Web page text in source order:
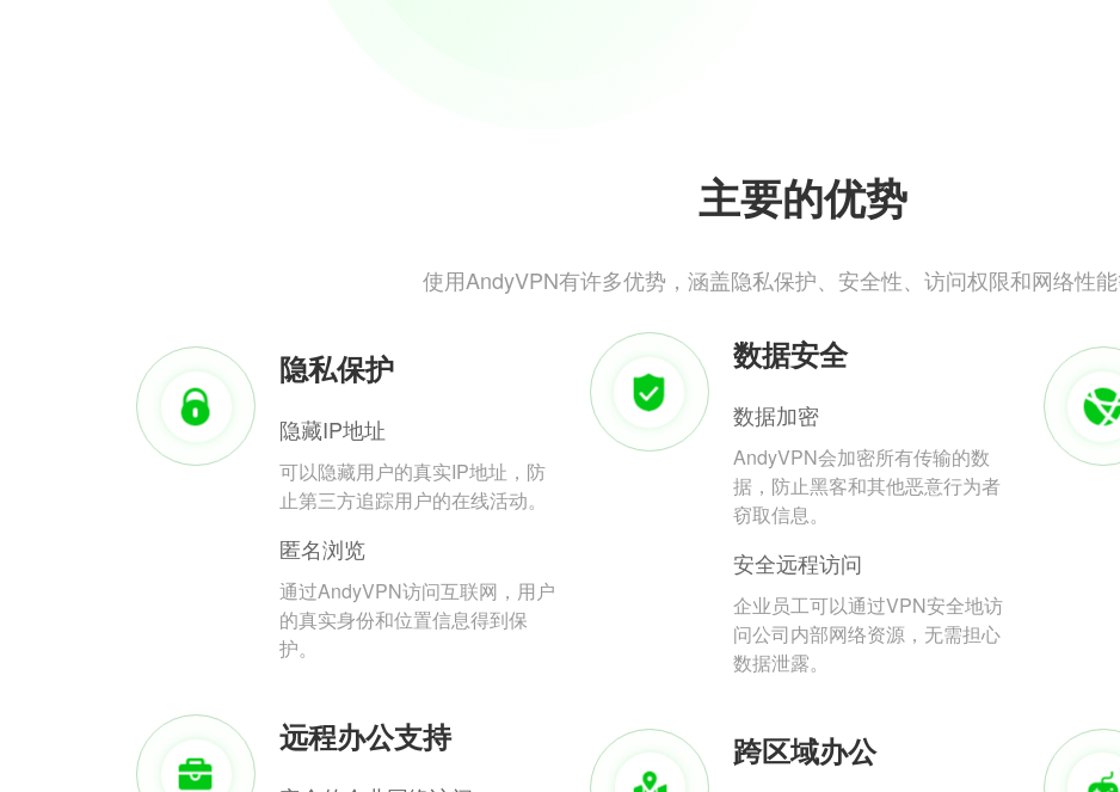
主要的优势
使用AndyVPN有许多优势，涵盖隐私保护、安全性、访问权限和网络性
隐私保护
隐藏IP地址
可以隐藏用户的真实IP地址，防
止第三方追踪用户的在线活动。
匿名浏览
通过AndyVPN访问互联网，用户
的真实身份和位置信息得到保
护。
数据安全
数据加密
AndyVPN会加密所有传输的数
据，防止黑客和其他恶意行为者
窃取信息。
安全远程访问
企业员工可以通过VPN安全地访
问公司内部网络资源，无需担心
数据泄露。
远程办公支持 跨区域办公